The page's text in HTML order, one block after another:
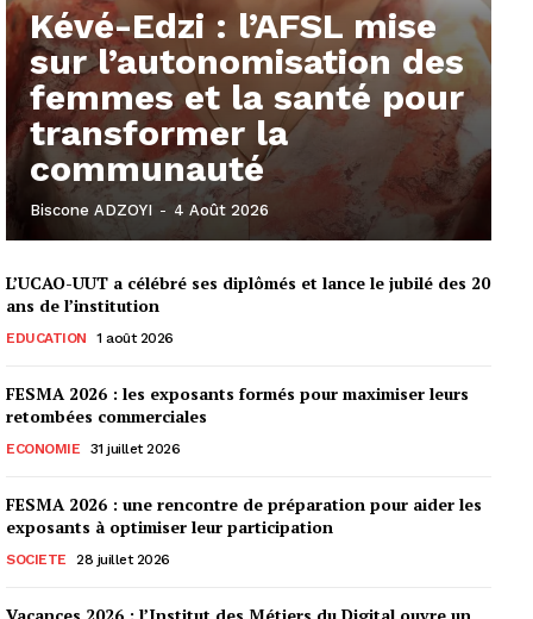
Kévé-Edzi : l’AFSL mise
sur l’autonomisation des
femmes et la santé pour
transformer la
communauté
Biscone ADZOYI - 4 Août 2026
L’UCAO-UUT a célébré ses diplômés et lance le jubilé des 20
ans de l’institution
EDUCATION 1 août 2026
FESMA 2026 : les exposants formés pour maximiser leurs
retombées commerciales
ECONOMIE 31 juillet 2026
FESMA 2026 : une rencontre de préparation pour aider les
exposants à optimiser leur participation
SOCIETE 28 juillet 2026